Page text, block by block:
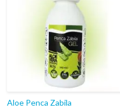
Aloe Penca Zabila